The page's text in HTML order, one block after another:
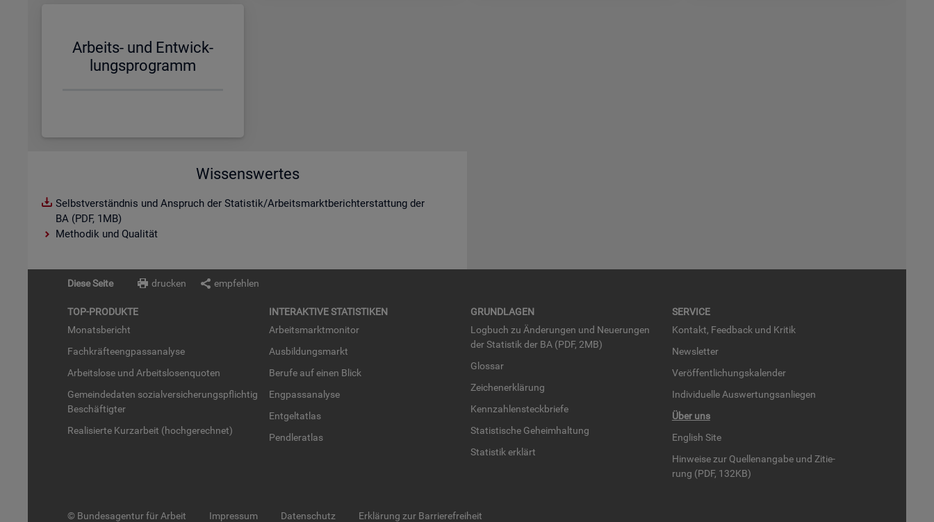
Ar­beits- und Ent­wick­
lungs­pro­gramm
Wissenswertes
Selbstverständnis und Anspruch der Statistik/Arbeitsmarktberichterstattung der
BA (PDF, 1MB)
Methodik und Qualität
Diese Seite drucken empfehlen
TOP-PRO­DUK­TE
Mo­nats­be­richt
Fach­kräf­te­eng­pass­ana­ly­se
Ar­beits­lo­se und Ar­beits­lo­sen­quo­ten
Ge­mein­de­da­ten so­zi­al­ver­si­che­rungs­pflich­tig
Be­schäf­tig­ter
Rea­li­sier­te Kurz­ar­beit (hoch­ge­rech­net)
IN­TER­AK­TI­VE STA­TIS­TI­KEN
Ar­beits­markt­mo­ni­tor
Aus­bil­dungs­markt
Be­ru­fe auf einen Blick
Eng­pass­ana­ly­se
Ent­gel­t­at­las
Pend­ler­at­las
GRUND­LA­GEN
Log­buch zu Än­de­run­gen und Neue­run­gen
der Sta­tis­tik der BA (PDF, 2MB)
Glos­sar
Zei­chen­er­klä­rung
Kenn­zah­len­steck­brie­fe
Sta­tis­ti­sche Ge­heim­hal­tung
Sta­tis­tik er­klärt
SER­VICE
Kon­takt, Feed­back und Kri­tik
News­let­ter
Ver­öf­fent­li­chungs­ka­len­der
In­di­vi­du­el­le Aus­wer­tungs­an­lie­gen
Über uns
English Site
Hin­wei­se zur Quel­len­an­ga­be und Zi­tie­
rung (PDF, 132KB)
© Bundesagentur für Arbeit Impressum Datenschutz Erklärung zur Barrierefreiheit